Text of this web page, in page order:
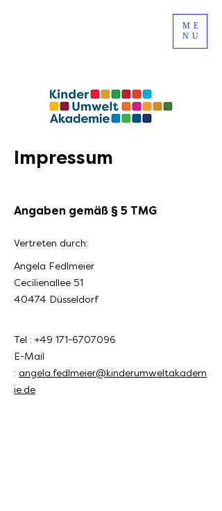
ME
NU
Impressum
Angaben gemäß § 5 TMG
Vertreten durch:
Angela Fedlmeier
Cecilienallee 51
40474 Düsseldorf
Tel : +49 171-6707096
E-Mail
: angela.fedlmeier@kinderumweltakadem
ie.de